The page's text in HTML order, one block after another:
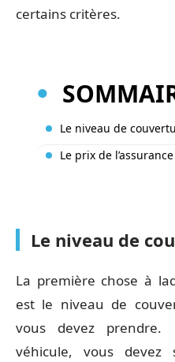
certains critères.
Le niveau de
Le prix de
Le niveau de
La première chose à
est le niveau de
vous devez prendre.
véhicule, vous devez